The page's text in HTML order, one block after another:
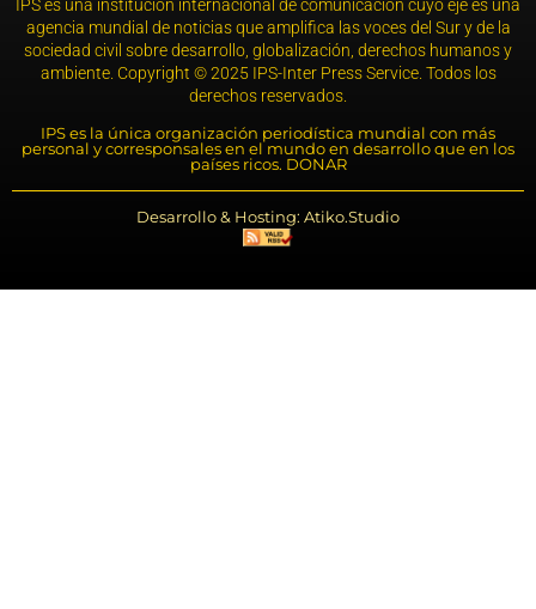
IPS es una institución internacional de comunicación cuyo eje es una
agencia mundial de noticias que amplifica las voces del Sur y de la
sociedad civil sobre desarrollo, globalización, derechos humanos y
ambiente. Copyright © 2025 IPS-Inter Press Service. Todos los
derechos reservados.
IPS es la única organización periodística mundial con más
personal y corresponsales en el mundo en desarrollo que en los
países ricos. DONAR
Desarrollo & Hosting: Atiko.Studio